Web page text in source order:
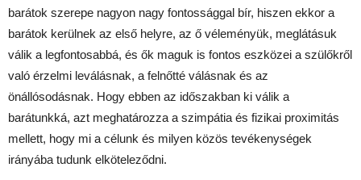
barátok szerepe nagyon nagy fontossággal bír, hiszen ekkor a
barátok kerülnek az első helyre, az ő véleményük, meglátásuk
válik a legfontosabbá, és ők maguk is fontos eszközei a szülőkről
való érzelmi leválásnak, a felnőtté válásnak és az
önállósodásnak. Hogy ebben az időszakban ki válik a
barátunkká, azt meghatározza a szimpátia és fizikai proximitás
mellett, hogy mi a célunk és milyen közös tevékenységek
irányába tudunk elköteleződni.